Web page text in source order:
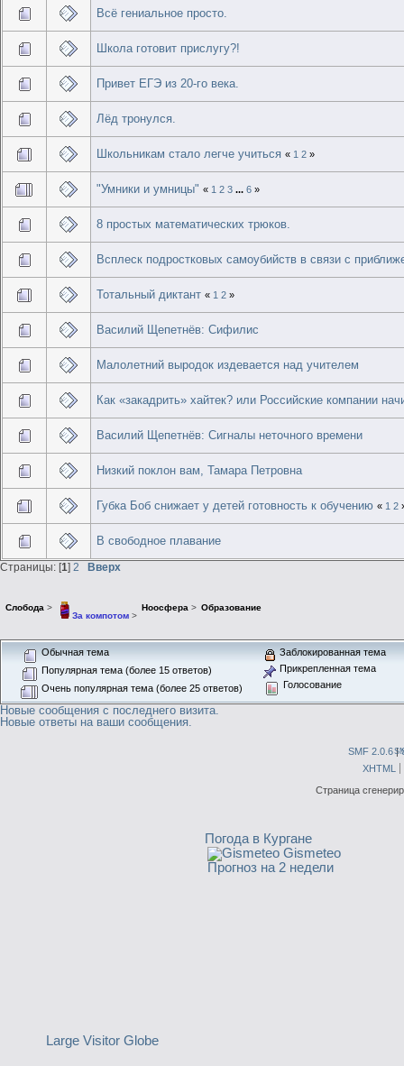
Всё гениальное просто.
Школа готовит прислугу?!
Привет ЕГЭ из 20-го века.
Лёд тронулся.
Школьникам стало легче учиться « 1 2 »
"Умники и умницы" « 1 2 3 ...6 »
8 простых математических трюков.
Всплеск подростковых самоубийств в связи с
Тотальный диктант « 1 2 »
Василий Щепетнёв: Сифилис
Малолетний выродок издевается над учителем
Как «закадрить» хайтек? или Российские компании
Василий Щепетнёв: Сигналы неточного времени
Низкий поклон вам, Тамара Петровна
Губка Боб снижает у детей готовность к обучению « 1 2
В свободное плавание
Страницы: [1] 2 Вверх
Слобода >
За компотом>
Ноосфера> Образование
Обычная тема
Популярная тема (более 15 ответов)
Очень популярная тема (более 25 ответов)
Заблокированная тема
Прикрепленная тема
Голосование
Новые сообщения с последнего визита.
Новые ответы на ваши сообщения.
SMF 2.0.6|
XHTML
Страница
Large Visitor Globe
Погода в Кургане
Gismeteo
Прогноз на 2 недели